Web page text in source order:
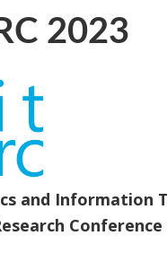
2023
and Information
Conference